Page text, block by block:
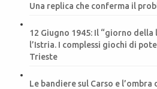
Una replica che conferma il
12 Giugno 1945: Il “giorno
l’Istria. I complessi giochi di
Trieste
Le bandiere sul Carso e l’ombra